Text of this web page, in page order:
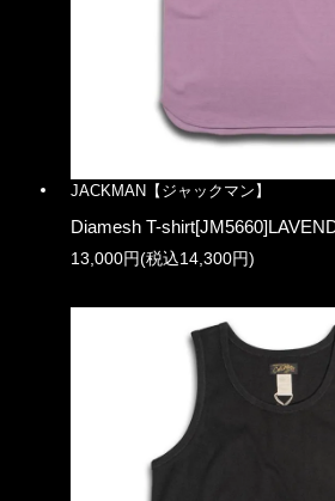
JACKMAN【ジャックマン】
Diamesh T-
13,000円(税込14,300円)